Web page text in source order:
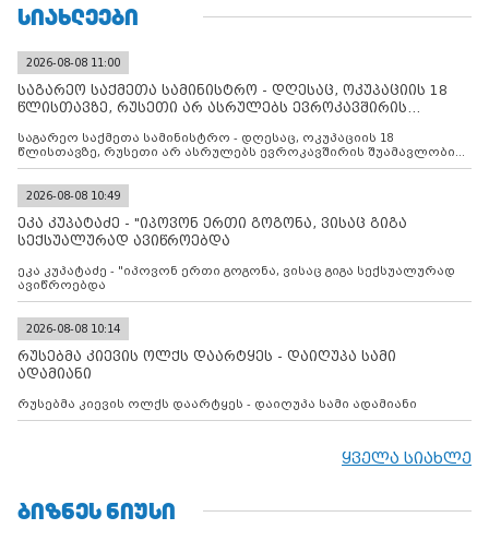
ᲡᲘᲐᲮᲚᲔᲔᲑᲘ
2026-08-08 11:00
საგარეო საქმეთა სამინისტრო - დღესაც, ოკუპაციის 18
წლისთავზე, რუსეთი არ ასრულებს ევროკავშირის
საგარეო საქმეთა სამინისტრო - დღესაც, ოკუპაციის 18
წლისთავზე, რუსეთი არ ასრულებს ევროკავშირის შუამავლობით
დადებულ 2008 წლის 12 აგვისტოს ცეცხლის შეწყვეტის
კონტროლს ოკუპირებულ რეგიონებში, აგრძელებს მათი
მილიტარიზაციის პროცესს და აქტიურად დგამს ნაბიჯებს მათი
ფაქტობრივი ანექსიისკენ
2026-08-08 10:49
ეკა კუპატაძე - "იპოვონ ერთი გოგონა, ვისაც გიგა
სექსუალურად ავიწროებდა
ეკა კუპატაძე - "იპოვონ ერთი გოგონა, ვისაც გიგა სექსუალურად
ავიწროებდა
2026-08-08 10:14
რუსებმა კიევის ოლქს დაარტყეს - დაიღუპა სამი
ადამიანი
რუსებმა კიევის ოლქს დაარტყეს - დაიღუპა სამი ადამიანი
ყველა სიახლე
ᲑᲘᲖᲜᲔᲡ ᲜᲘᲣᲡᲘ